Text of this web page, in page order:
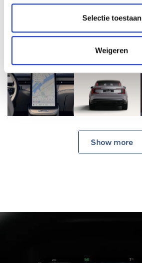
Selectie toestaan
Weigeren
Show more